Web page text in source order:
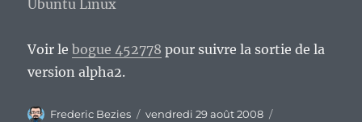
Voir lebogue 452778 pour suivre la sortie de la
version alpha2.
Auteur
Frederic Bezies
Publié
vendredi 29 août 2008